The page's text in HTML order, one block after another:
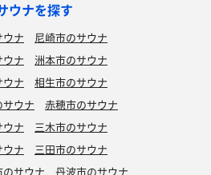
ウナを探す
ナ
尼崎市のサウナ
ナ
洲本市のサウナ
ナ
相生市のサウナ
ウナ
赤穂市のサウナ
ウナ
三木市のサウナ
ナ
三田市のサウナ
サウナ
丹波市のサウナ